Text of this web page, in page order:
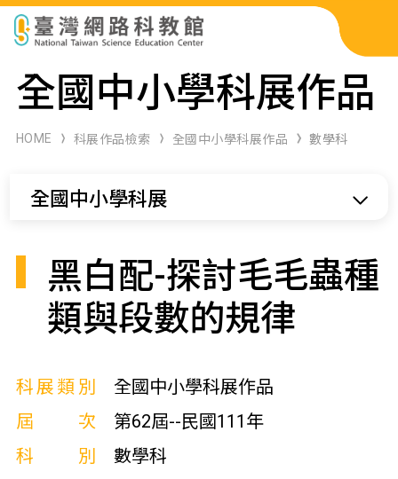
科展作品檢索
科學研習月刊
全國中小學科展作品
HOME 科展作品檢索 全國中小學科展作品 數學科
全國中小學科展
黑白配-探討毛毛蟲種
類與段數的規律
科展類別
全國中小學科展作品
屆次
第62屆--民國111年
科別
數學科